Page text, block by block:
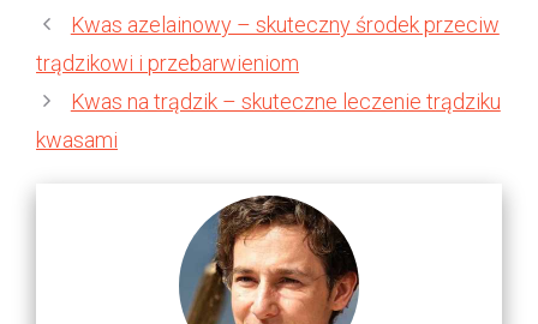
Kwas azelainowy – skuteczny środek przeciw
trądzikowi i przebarwieniom
Kwas na trądzik – skuteczne leczenie trądziku
kwasami